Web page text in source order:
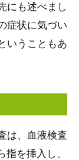
にも述べまし
症状に気づい
いうこともあ
は、血液検査
指を挿入し、